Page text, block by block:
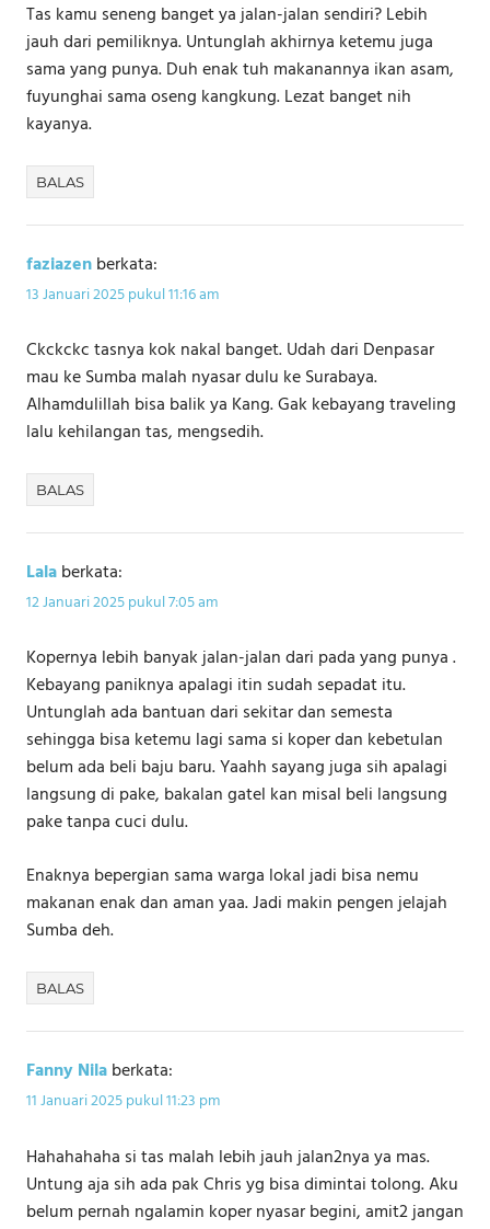
Tas kamu seneng banget ya jalan-jalan sendiri? Lebih
jauh dari pemiliknya. Untunglah akhirnya ketemu juga
sama yang punya. Duh enak tuh makanannya ikan asam,
fuyunghai sama oseng kangkung. Lezat banget nih
kayanya.
BALAS
faziazenberkata:
13 Januari 2025 pukul 11:16 am
Ckckckc tasnya kok nakal banget. Udah dari Denpasar
mau ke Sumba malah nyasar dulu ke Surabaya.
Alhamdulillah bisa balik ya Kang. Gak kebayang traveling
lalu kehilangan tas, mengsedih.
BALAS
Lalaberkata:
12 Januari 2025 pukul 7:05 am
Kopernya lebih banyak jalan-jalan dari pada yang punya .
Kebayang paniknya apalagi itin sudah sepadat itu.
Untunglah ada bantuan dari sekitar dan semesta
sehingga bisa ketemu lagi sama si koper dan kebetulan
belum ada beli baju baru. Yaahh sayang juga sih apalagi
langsung di pake, bakalan gatel kan misal beli langsung
pake tanpa cuci dulu.
Enaknya bepergian sama warga lokal jadi bisa nemu
makanan enak dan aman yaa. Jadi makin pengen jelajah
Sumba deh.
BALAS
Fanny Nilaberkata:
11 Januari 2025 pukul 11:23 pm
Hahahahaha si tas malah lebih jauh jalan2nya ya mas.
Untung aja sih ada pak Chris yg bisa dimintai tolong. Aku
belum pernah ngalamin koper nyasar begini, amit2 jangan